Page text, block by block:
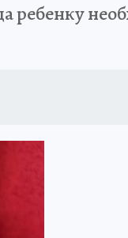
ребенку